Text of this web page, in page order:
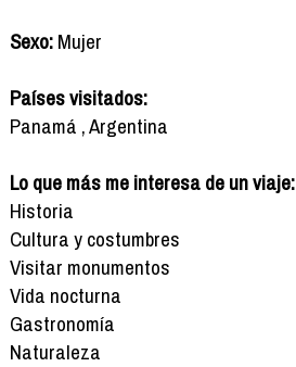
Sexo:Mujer
Países visitados:
Panamá , Argentina
Lo que más me interesa de un viaje:
Historia
Cultura y costumbres
Visitar monumentos
Vida nocturna
Gastronomía
Naturaleza